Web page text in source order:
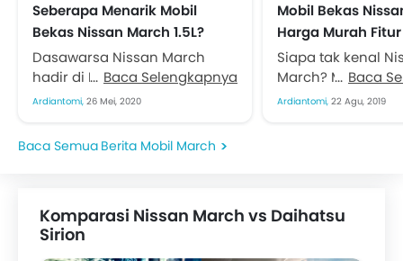
Seberapa Menarik Mobil
Bekas Nissan March 1.5L?
Dasawarsa Nissan March
hadir di Indonesia. Dan
Nissan Motor Indonesia (NMI)
teranyarnya. Salah satu poin
menarik Nissan...
Baca Selengkapnya
Ardiantomi, 26 Mei, 2020
Mobil Bekas
Harga Murah
Siapa tak kenal
March? Mobil
hatchback yang
Baca
Ardiantomi, 22 Agu, 2019
Berita Mobil March
Komparasi Nissan March vs Daihatsu
Sirion